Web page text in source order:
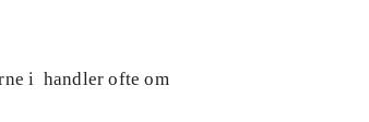
i handler ofte om